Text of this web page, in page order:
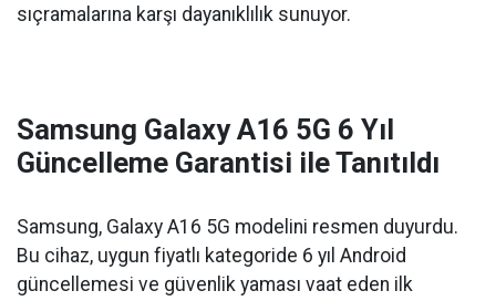
sıçramalarına karşı dayanıklılık sunuyor.
Samsung Galaxy A16 5G 6 Yıl
Güncelleme Garantisi ile Tanıtıldı
Samsung, Galaxy A16 5G modelini resmen duyurdu.
Bu cihaz, uygun fiyatlı kategoride 6 yıl Android
güncellemesi ve güvenlik yaması vaat eden ilk